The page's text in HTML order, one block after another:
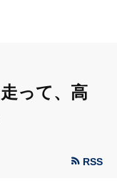
って、高
RSS